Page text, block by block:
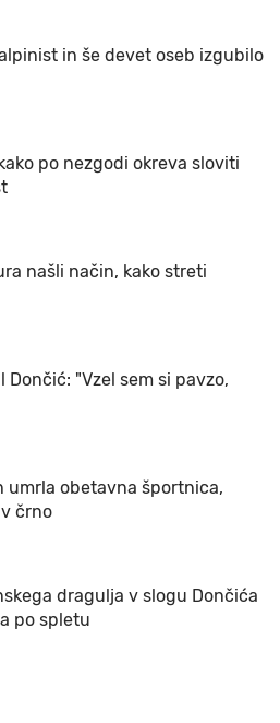
in še devet oseb izgubilo
po nezgodi okreva sloviti
našli način, kako streti
Dončić: "Vzel sem si pavzo,
umrla obetavna športnica,
črno
dragulja v slogu Dončića
po spletu